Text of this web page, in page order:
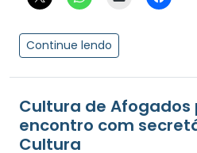
Continue lendo
Cultura de
encontro com
Cultura